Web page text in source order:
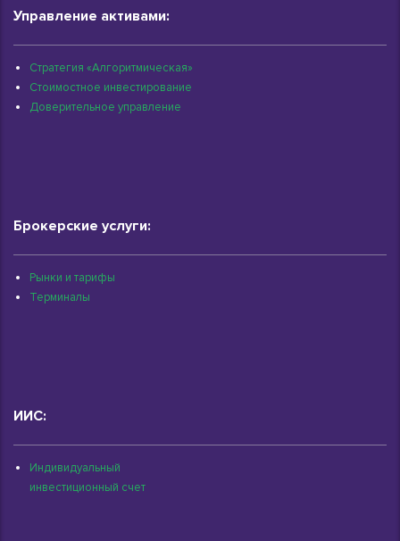
Управление активами:
Стратегия «Алгоритмическая»
Стоимостное инвестирование
Доверительное управление
Брокерские услуги:
Рынки и тарифы
Терминалы
ИИС:
Индивидуальный
инвестиционный счет